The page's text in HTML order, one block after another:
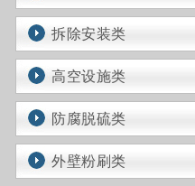
拆除安装类
高空设施类
防腐脱硫类
外壁粉刷类